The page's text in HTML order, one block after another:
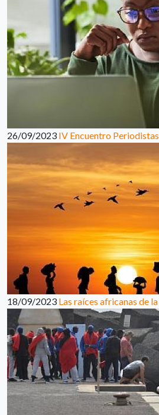
26/09/2023 IV Encuentro
18/09/2023 Las raíces africanas de